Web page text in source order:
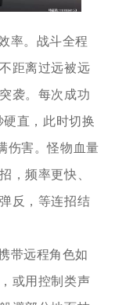
率。战斗全程
距离过远被远
袭。每次成功
直，此时切换
伤害。怪物血量
，频率更快、
反，等连招结
带远程角色如
或用控制类声